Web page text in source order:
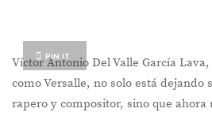
PIN IT
Víctor Antonio Del Valle García
como Versalle, no solo está dejando
rapero y compositor, sino que